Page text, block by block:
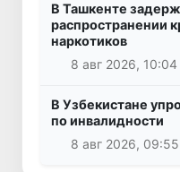
В Ташкенте
распространении
наркотиков
8 авг 2026, 10:04
В Узбекистане
по инвалидности
8 авг 2026, 09:55